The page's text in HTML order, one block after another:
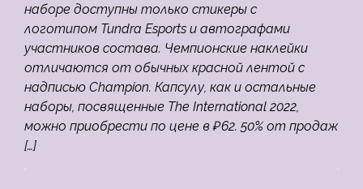
наборе доступны только стикеры с
логотипом Tundra Esports и автографами
участников состава. Чемпионские наклейки
отличаются от обычных красной лентой с
надписью Champion. Капсулу, как и остальные
наборы, посвященные The International 2022,
можно приобрести по цене в ₽62. 50% от продаж
[…]